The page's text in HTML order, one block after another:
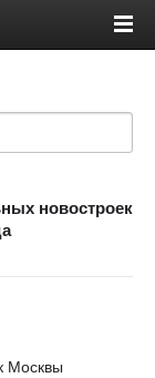
новостроек
Москвы